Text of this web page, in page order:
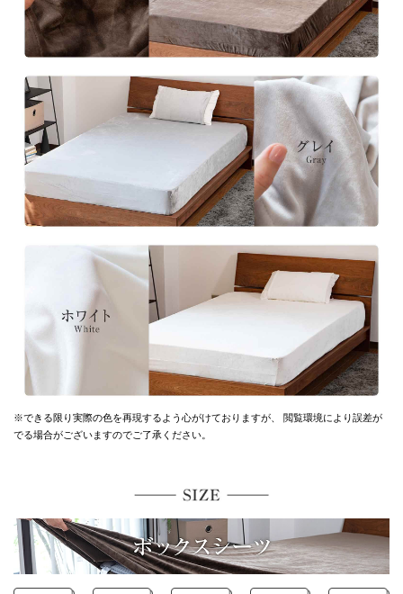
※できる限り実際の色を再現するよう心がけておりますが、
閲覧環境により誤差が
でる場合がございますのでご了承ください。